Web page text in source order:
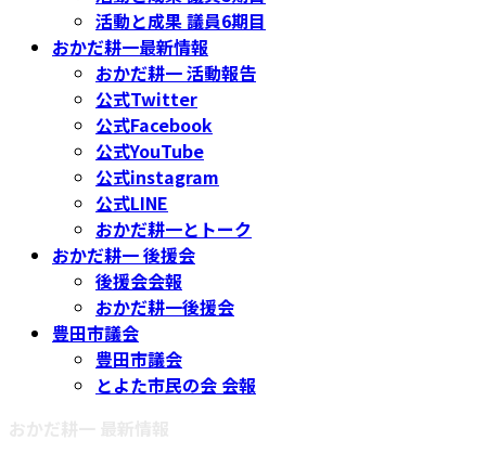
活動と成果 議員6期目
おかだ耕一最新情報
おかだ耕一 活動報告
公式Twitter
公式Facebook
公式YouTube
公式instagram
公式LINE
おかだ耕一とトーク
おかだ耕一 後援会
後援会会報
おかだ耕一後援会
豊田市議会
豊田市議会
とよた市民の会 会報